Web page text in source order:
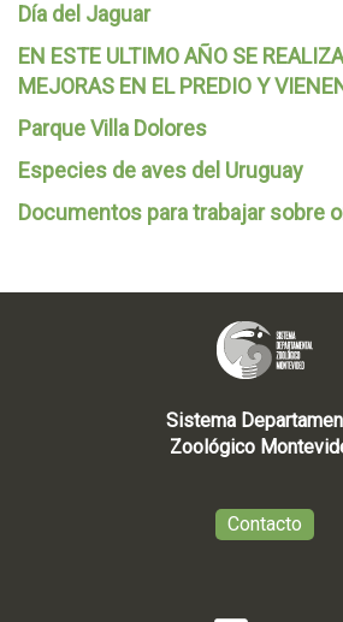
Día del Jaguar
EN ESTE ULTIMO AÑO SE
MEJORAS EN EL PREDIO Y
Parque Villa Dolores
Especies de aves del Uruguay
Documentos para trabajar sobre
Sistema
Zoológico
Contacto